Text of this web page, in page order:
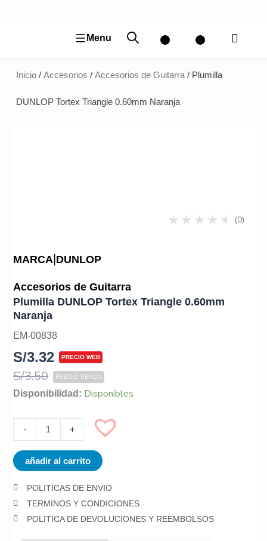
Menu
Inicio/ Accesorios / Accesorios de Guitarra/ Plumilla
DUNLOP Tortex Triangle 0.60mm Naranja
(0)
MARCA|DUNLOP
Accesorios de Guitarra
Plumilla DUNLOP Tortex Triangle 0.60mm
Naranja
EM-00838
S/3.50
S/3.32
Disponibilidad: Disponibles
-
Plumilla
Triangle
0.60mm
Naranja
cantidad
+
añadir al carrito
POLITICAS DE ENVIO
TERMINOS Y CONDICIONES
POLITICA DE DEVOLUCIONES Y REEMBOLSOS